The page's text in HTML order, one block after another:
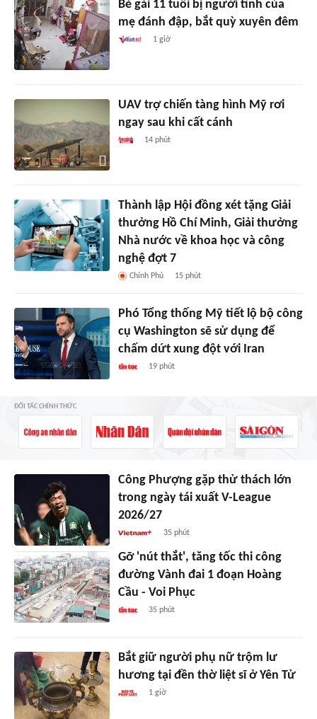
Bé gái 11 tuổi bị người tình của
mẹ đánh đập, bắt quỳ xuyên đêm
1 giờ
UAV trợ chiến tàng hình Mỹ rơi
ngay sau khi cất cánh
14 phút
Thành lập Hội đồng xét tặng Giải
thưởng Hồ Chí Minh, Giải thưởng
Nhà nước về khoa học và công
nghệ đợt 7
Chính Phủ 15 phút
Phó Tổng thống Mỹ tiết lộ bộ công
cụ Washington sẽ sử dụng để
chấm dứt xung đột với Iran
19 phút
ĐỐI TÁC CHÍNH THỨC
Công Phượng gặp thử thách lớn
trong ngày tái xuất V-League
2026/27
35 phút
Gỡ 'nút thắt', tăng tốc thi công
đường Vành đai 1 đoạn Hoàng
Cầu - Voi Phục
35 phút
Bắt giữ người phụ nữ trộm lư
hương tại đền thờ liệt sĩ ở Yên Tử
1 giờ